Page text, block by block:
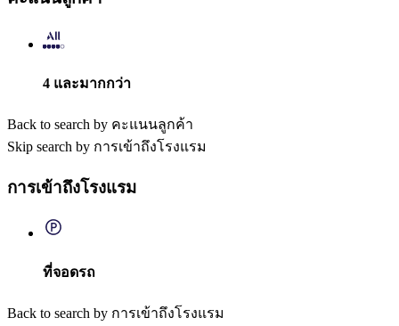
4 และมากกว่า
Back to search by คะแนนลูกค้า
Skip search by การเข้าถึงโรงแรม
การเข้าถึงโรงแรม
ที่จอดรถ
Back to search by การเข้าถึงโรงแรม